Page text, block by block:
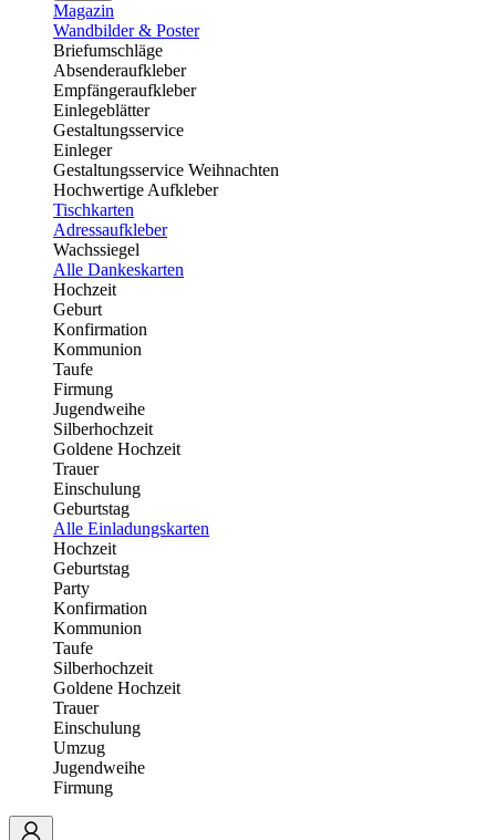
Magazin
Wandbilder & Poster
Briefumschläge
Absenderaufkleber
Empfängeraufkleber
Einlegeblätter
Gestaltungsservice
Einleger
Gestaltungsservice Weihnachten
Hochwertige Aufkleber
Tischkarten
Adressaufkleber
Wachssiegel
Alle Dankeskarten
Hochzeit
Geburt
Konfirmation
Kommunion
Taufe
Firmung
Jugendweihe
Silberhochzeit
Goldene Hochzeit
Trauer
Einschulung
Geburtstag
Alle Einladungskarten
Hochzeit
Geburtstag
Party
Konfirmation
Kommunion
Taufe
Silberhochzeit
Goldene Hochzeit
Trauer
Einschulung
Umzug
Jugendweihe
Firmung